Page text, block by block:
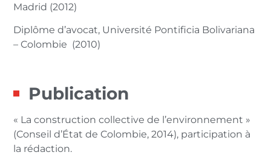
Madrid (2012)
Diplôme d’avocat, Université Pontificia Bolivariana
– Colombie (2010)
Publication
« La construction collective de l’environnement »
(Conseil d’État de Colombie, 2014), participation à
la rédaction.